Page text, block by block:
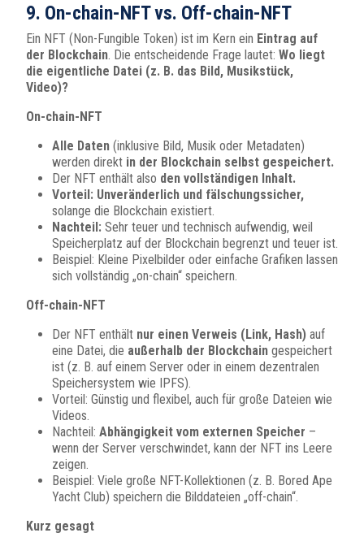
9. On-chain-NFT vs. Off-chain-NFT
Ein NFT (Non-Fungible Token) ist im Kern ein Eintrag auf
der Blockchain. Die entscheidende Frage lautet: Wo liegt
die eigentliche Datei (z. B. das Bild, Musikstück,
Video)?
On-chain-NFT
Alle Daten (inklusive Bild, Musik oder Metadaten)
werden direkt in der Blockchain selbst gespeichert.
Der NFT enthält also den vollständigen Inhalt.
Vorteil: Unveränderlich und fälschungssicher,
solange die Blockchain existiert.
Nachteil: Sehr teuer und technisch aufwendig, weil
Speicherplatz auf der Blockchain begrenzt und teuer ist.
Beispiel: Kleine Pixelbilder oder einfache Grafiken lassen
sich vollständig „on-chain“ speichern.
Off-chain-NFT
Der NFT enthält nur einen Verweis (Link, Hash) auf
eine Datei, die außerhalb der Blockchain gespeichert
ist (z. B. auf einem Server oder in einem dezentralen
Speichersystem wie IPFS).
Vorteil: Günstig und flexibel, auch für große Dateien wie
Videos.
Nachteil: Abhängigkeit vom externen Speicher –
wenn der Server verschwindet, kann der NFT ins Leere
zeigen.
Beispiel: Viele große NFT-Kollektionen (z. B. Bored Ape
Yacht Club) speichern die Bilddateien „off-chain“.
Kurz gesagt